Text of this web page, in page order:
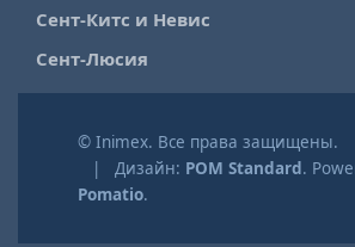
Сент-Китс и Невис
Сент-Люсия
© Inimex. Все права защищены.
| Дизайн: POM Standard.
Pomatio.